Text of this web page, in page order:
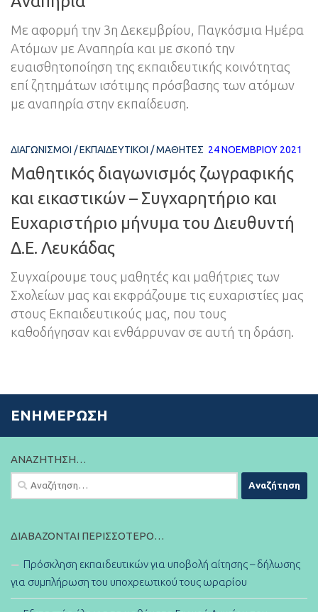
Με αφορμή την 3η Δεκεμβρίου, Παγκόσμια Ημέρα
Ατόμων με Αναπηρία και με σκοπό την
ευαισθητοποίηση της εκπαιδευτικής κοινότητας
επί ζητημάτων ισότιμης πρόσβασης των ατόμων
με αναπηρία στην εκπαίδευση.
ΔΙΑΓΩΝΙΣΜΟΊ /ΕΚΠΑΙΔΕΥΤΙΚΟΊ /ΜΑΘΗΤΈΣ 24 ΝΟΕΜΒΡΊΟΥ 2021
Mαθητικός διαγωνισμός ζωγραφικής
και εικαστικών – Συγχαρητήριο και
Ευχαριστήριο μήνυμα του Διευθυντή
Δ.Ε. Λευκάδας
Συγχαίρουμε τους μαθητές και μαθήτριες των
Σχολείων μας και εκφράζουμε τις ευχαριστίες μας
στους Εκπαιδευτικούς μας, που τους
καθοδήγησαν και ενθάρρυναν σε αυτή τη δράση.
ΕΝΗΜΈΡΩΣΗ
ΑΝΑΖΉΤΗΣΗ…
Αναζήτηση
για:
ΔΙΑΒΆΖΟΝΤΑΙ ΠΕΡΙΣΣΌΤΕΡΟ…
Πρόσκληση εκπαιδευτικών για υποβολή αίτησης – δήλωσης
για συμπλήρωση του υποχρεωτικού τους ωραρίου